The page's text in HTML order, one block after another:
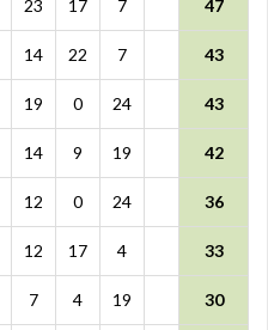
23 17 7 47
14 22 7 43
19 0 24 43
14 9 19 42
12 0 24 36
12 17 4 33
7 4 19 30